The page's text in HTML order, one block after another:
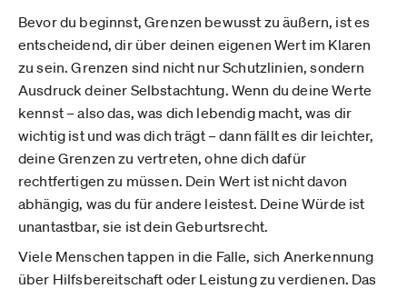
Bevor du beginnst, Grenzen bewusst zu äußern, ist es
entscheidend, dir über deinen eigenen Wert im Klaren
zu sein. Grenzen sind nicht nur Schutzlinien, sondern
Ausdruck deiner Selbstachtung. Wenn du deine Werte
kennst – also das, was dich lebendig macht, was dir
wichtig ist und was dich trägt – dann fällt es dir leichter,
deine Grenzen zu vertreten, ohne dich dafür
rechtfertigen zu müssen. Dein Wert ist nicht davon
abhängig, was du für andere leistest. Deine Würde ist
unantastbar, sie ist dein Geburtsrecht.
Viele Menschen tappen in die Falle, sich Anerkennung
über Hilfsbereitschaft oder Leistung zu verdienen. Das